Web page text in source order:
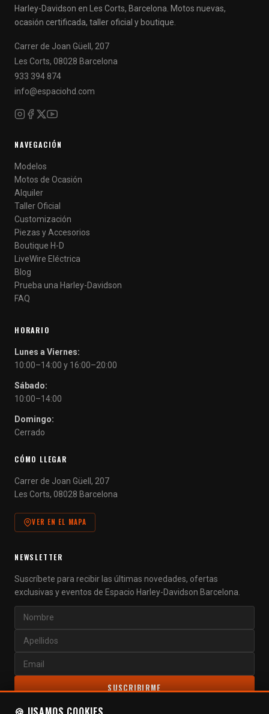
Harley-Davidson en Les Corts, Barcelona. Motos nuevas,
ocasión certificada, taller oficial y boutique.
Carrer de Joan Güell, 207
Les Corts, 08028 Barcelona
933 394 874
info@espaciohd.com
NAVEGACIÓN
Modelos
Motos de Ocasión
Alquiler
Taller Oficial
Customización
Piezas y Accesorios
Boutique H-D
LiveWire Eléctrica
Blog
Prueba una Harley-Davidson
FAQ
HORARIO
Lunes a Viernes:
10:00–14:00 y 16:00–20:00
Sábado:
10:00–14:00
Domingo:
Cerrado
CÓMO LLEGAR
Carrer de Joan Güell, 207
Les Corts, 08028 Barcelona
VER EN EL MAPA
NEWSLETTER
Suscríbete para recibir las últimas novedades, ofertas
exclusivas y eventos de Espacio Harley-Davidson Barcelona.
SUSCRIBIRME
Al suscribirte aceptas nuestra